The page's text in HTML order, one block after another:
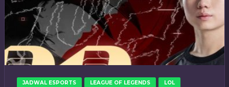
JADWAL ESPORTS LEAGUE OF LEGENDS LOL